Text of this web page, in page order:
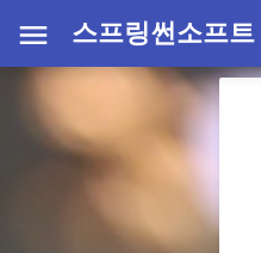
스프링썬소프트